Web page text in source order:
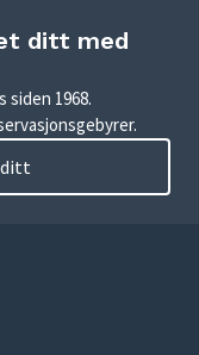
ditt med
siden 1968.
ditt